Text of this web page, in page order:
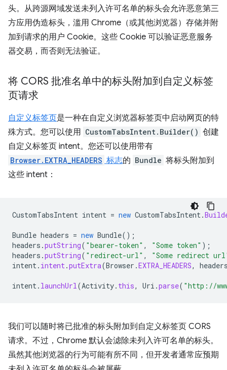
头。从跨源网域发送未列入许可名单的标头会允许恶意第三
方应用伪造标头，滥用 Chrome（或其他浏览器）存储并附
加到请求的用户 Cookie。这些 Cookie 可以验证恶意服务
器交易，而否则无法验证。
将 CORS 批准名单中的标头附加到自定义标签
页请求
自定义标签页是一种在自定义浏览器标签页中启动网页的特
殊方式。您可以使用 CustomTabsIntent.Builder() 创建
自定义标签页 intent。您还可以使用带有
Browser.EXTRA_HEADERS 标志的 Bundle 将标头附加到
这些 intent：
CustomTabsIntent intent = new CustomTabsIntent.
Bundle headers = new Bundle();
headers .putString( "bearer-token" , "Some token" );
headers .putString( "redirect-url" ,
"Some redirect
intent. intent.putExtra(Browser .EXTRA_HEADERS,
intent. launchUrl(Activity. this, Uri .parse( "http://
我们可以随时将已批准的标头附加到自定义标签页 CORS
请求。不过，Chrome 默认会滤除未列入许可名单的标头。
虽然其他浏览器的行为可能有所不同，但开发者通常应预期